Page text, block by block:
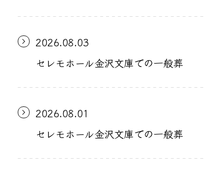
2026.08.03
セレモホール金沢文庫での一般葬
2026.08.01
セレモホール金沢文庫での一般葬